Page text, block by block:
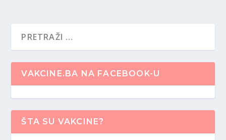
VAKCINE.BA NA FACEBOOK-U
ŠTA SU VAKCINE?